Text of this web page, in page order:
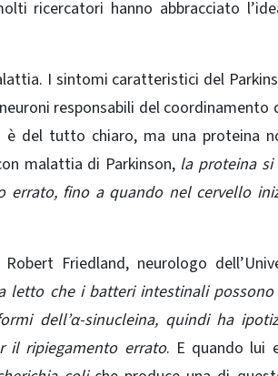
ricercatori hanno abbracciato
I sintomi caratteristici del
responsabili del coordinamento
è del tutto chiaro, ma una proteina
malattia di Parkinson, la proteina si
errato, fino a quando nel cervello
Friedland, neurologo
letto che i batteri intestinali
dell’α-sinucleina, quindi ha
il ripiegamento errato. E quando lui